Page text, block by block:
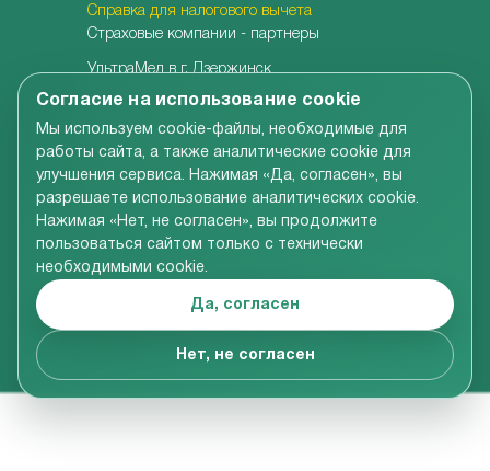
Согласие на использование cookie
Мы используем cookie-файлы, необходимые для
работы сайта, а также аналитические cookie для
улучшения сервиса. Нажимая «Да, согласен», вы
разрешаете использование аналитических cookie.
Нажимая «Нет, не согласен», вы продолжите
пользоваться сайтом только с технически
необходимыми cookie.
Да, согласен
Нет, не согласен
Справка для налогового вычета
Страховые компании - партнеры
УльтраМед в г. Дзержинск
УльтраМед в г. Кстово
Центр медицины плода
Центр врачебной косметологии
Семейная стоматология
Детская адаптивная стоматология
Вся информация, размещенная на сайте компании,
ознакомительный характер и не является
публичной офертой в соответствии со ст.437 ГК РФ
© УльтраМед 2002-2024